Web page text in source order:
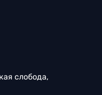
слобода,